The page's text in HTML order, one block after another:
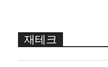
재테크